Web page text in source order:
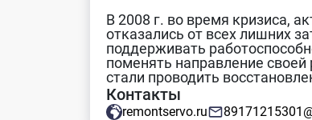
В 2008 г. во время кризиса,
отказались от всех лишних
поддерживать
поменять направление
стали проводить
Контакты
remontservo.ru